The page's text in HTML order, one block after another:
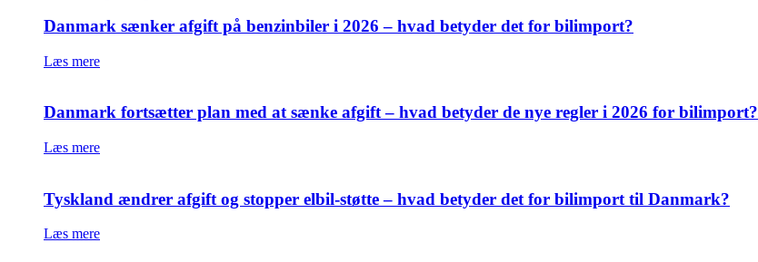
Danmark sænker afgift på benzinbiler i 2026 – hvad betyder det for bilimport?
Læs mere
Danmark fortsætter plan med at sænke afgift – hvad betyder de nye regler i 2026 for bilimport?
Læs mere
Tyskland ændrer afgift og stopper elbil-støtte – hvad betyder det for bilimport til Danmark?
Læs mere